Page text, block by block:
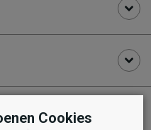
Cookies